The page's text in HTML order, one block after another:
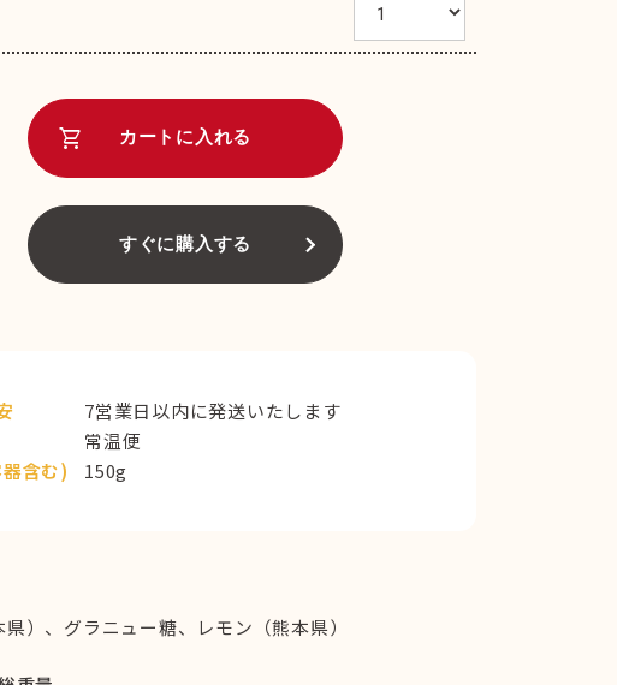
shopping_cart カートに入れる
すぐに購入する
7営業日以内に発送いたします
常温便
含む)
150g
）、グラニュー糖、レモン（熊本県）